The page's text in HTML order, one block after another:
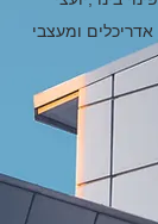
אדריכלים ומעצבי